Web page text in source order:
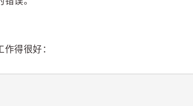
得很好：